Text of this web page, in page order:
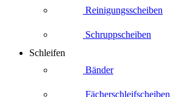
Reinigungsscheiben
Schruppscheiben
Schleifen
Bänder
Fächerschleifscheiben